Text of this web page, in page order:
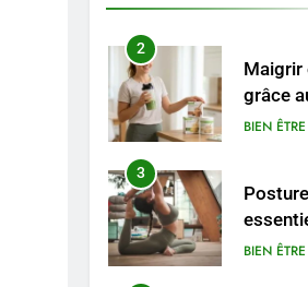
2
Maigrir
grâce
repas :
BIEN ÊTRE
3
du
BIEN ÊTRE